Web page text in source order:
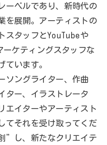
ーベルであり、新時代の
を展開。アーティストの
スタッフとYouTubeや
ーケティングスタッフな
ています。
ソングライター、作曲
ター、イラストレータ
エイターやアーティスト
てそれを受け取ってくだ
”し、新たなクリエイテ